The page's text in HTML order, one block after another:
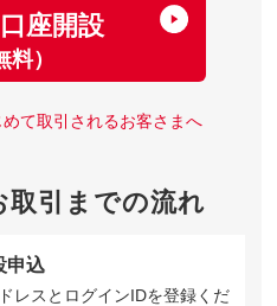
座開設
料）
て取引されるお客さまへ
取引までの流れ
申込
レスとログインIDを登録くだ